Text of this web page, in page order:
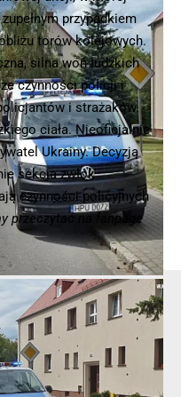
przypadkiem
torów kolejowych.
silna woń ludzkich
czynności policji i
i strażaków
ciała. Nieoficjalnie
Ukrainy. Decyzją
sekcja zwłok
czynności policyjnych
przeczytać na fanpage